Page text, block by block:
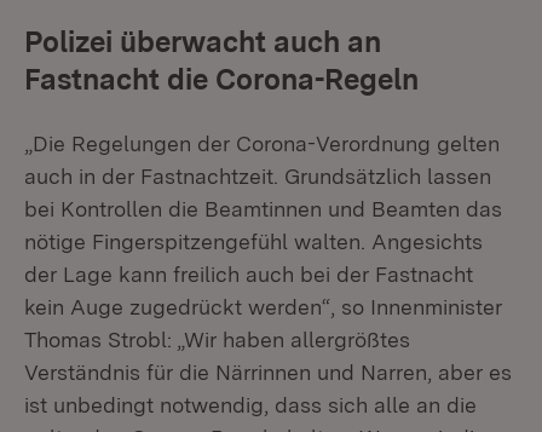
Polizei überwacht auch an
Fastnacht die Corona-Regeln
„Die Regelungen der Corona-Verordnung gelten
auch in der Fastnachtzeit. Grundsätzlich lassen
bei Kontrollen die Beamtinnen und Beamten das
nötige Fingerspitzengefühl walten. Angesichts
der Lage kann freilich auch bei der Fastnacht
kein Auge zugedrückt werden“, so Innenminister
Thomas Strobl: „Wir haben allergrößtes
Verständnis für die Närrinnen und Narren, aber es
ist unbedingt notwendig, dass sich alle an die